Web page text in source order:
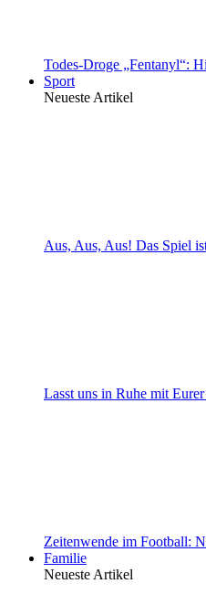
Todes-Droge „Fentanyl“:
Sport
Neueste Artikel
Aus, Aus, Aus! Das Spiel
Lasst uns in Ruhe mit
Zeitenwende im Football:
Familie
Neueste Artikel